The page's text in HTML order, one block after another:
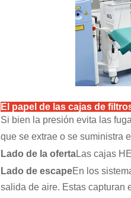
El papel de las cajas de
Si bien la presión evita las
que se extrae o se suministra
Lado de la ofertaLas cajas
Lado de escapeEn los
salida de aire. Estas capturan